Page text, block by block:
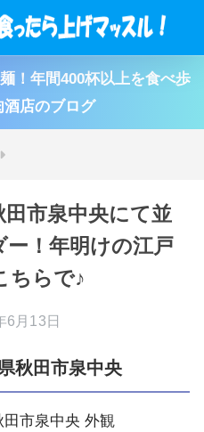
！年間400杯以上を食べ歩
酒店のブログ
市泉中央にて並
！年明けの江戸
ちらで♪
6月13日
秋田市泉中央